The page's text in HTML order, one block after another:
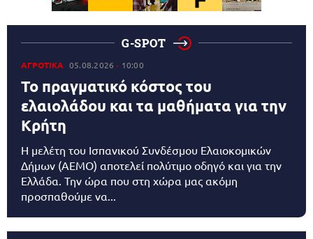
G-SPOT
ΑΓΡΟΤΙΚΑ 05.08.2026 10:00
Το πραγματικό κόστος του
ελαιολάδου και τα μαθήματα για την
Κρήτη
Η μελέτη του Ισπανικού Συνδέσμου Ελαιοκομικών
Δήμων (AEMO) αποτελεί πολύτιμο οδηγό και για την
Ελλάδα. Την ώρα που στη χώρα μας ακόμη
προσπαθούμε να...